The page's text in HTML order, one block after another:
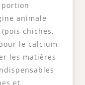
animale
chiches,
le calcium
les matières
et